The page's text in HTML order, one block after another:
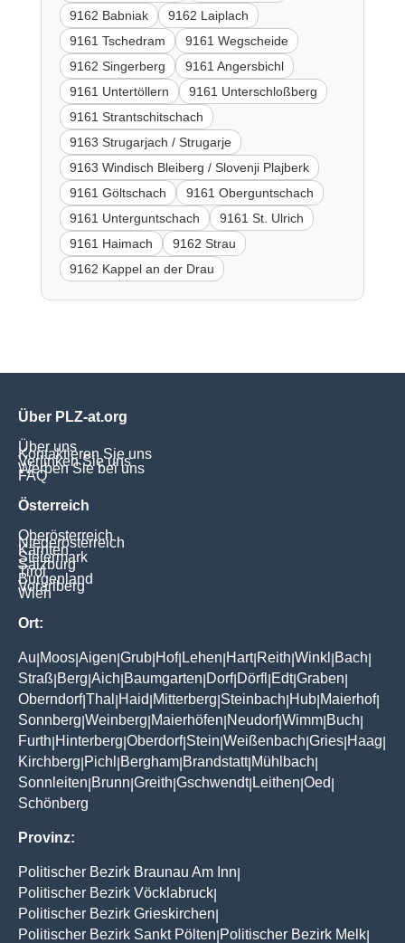
9162 Babniak
9162 Laiplach
9161 Tschedram
9161 Wegscheide
9162 Singerberg
9161 Angersbichl
9161 Untertöllern
9161 Unterschloßberg
9161 Strantschitschach
9163 Strugarjach / Strugarje
9163 Windisch Bleiberg / Slovenji Plajberk
9161 Göltschach
9161 Oberguntschach
9161 Unterguntschach
9161 St. Ulrich
9161 Haimach
9162 Strau
9162 Kappel an der Drau
Über PLZ-at.org
Über uns
Kontaktieren Sie uns
Verlinken Sie uns
Werben Sie bei uns
FAQ
Österreich
Oberösterreich
Niederösterreich
Kärnten
Steiermark
Salzburg
Tirol
Burgenland
Vorarlberg
Wien
Ort:
Au Moos Aigen Grub Hof| Lehen Hart| Reith Winkl Bach
Straß Berg Aich Baumgarten Dorf| Dörfl Edt|Graben
Oberndorf|Thal Haid Mitterberg Steinbach Hub Maierhof|
Sonnberg Weinberg Maierhöfen Neudorf|Wimm Buch
Furth Hinterberg Oberdorf| Stein Weißenbach Gries Haag
Kirchberg Pichl Bergham Brandstatt| Mühlbach
Sonnleiten Brunn Greith Gschwendt| Leithen Oed
Schönberg
Provinz:
Politischer Bezirk Braunau Am Inn
Politischer Bezirk Vöcklabruck
Politischer Bezirk Grieskirchen
Politischer Bezirk Sankt Pölten Politischer Bezirk Melk